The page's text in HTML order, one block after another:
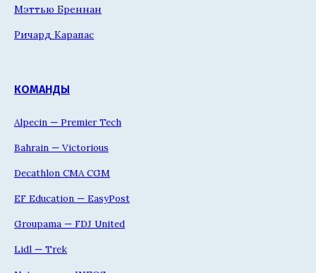
Мэттью Бреннан
Ричард Карапас
КОМАНДЫ
Alpecin — Premier Tech
Bahrain — Victorious
Decathlon CMA CGM
EF Education — EasyPost
Groupama — FDJ United
Lidl — Trek